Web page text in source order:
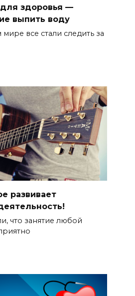
здоровья —
выпить воду
все стали следить за
развивает
что занятие любой